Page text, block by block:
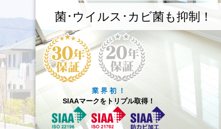
菌･ウイルス･カビ菌も抑制！
業 界 初 ！
SIAAマークをトリプル取得！